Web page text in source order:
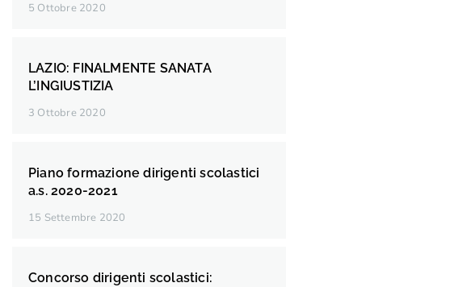
5 Ottobre 2020
LAZIO: FINALMENTE SANATA
L’INGIUSTIZIA
3 Ottobre 2020
Piano formazione dirigenti scolastici
a.s. 2020-2021
15 Settembre 2020
Concorso dirigenti scolastici: